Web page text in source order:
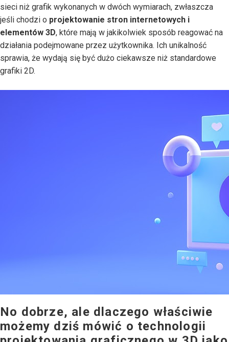
sieci niż grafik wykonanych w dwóch wymiarach, zwłaszcza
jeśli chodzi o projektowanie stron internetowych i
elementów 3D, które mają w jakikolwiek sposób reagować na
działania podejmowane przez użytkownika. Ich unikalność
sprawia, że wydają się być dużo ciekawsze niż standardowe
grafiki 2D.
No dobrze, ale dlaczego właściwie
możemy dziś mówić o technologii